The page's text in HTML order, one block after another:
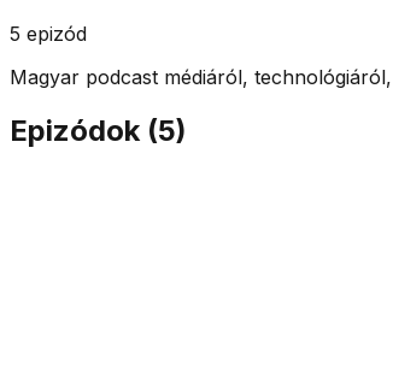
5 epizód
Magyar podcast médiáról,
Epizódok (5)